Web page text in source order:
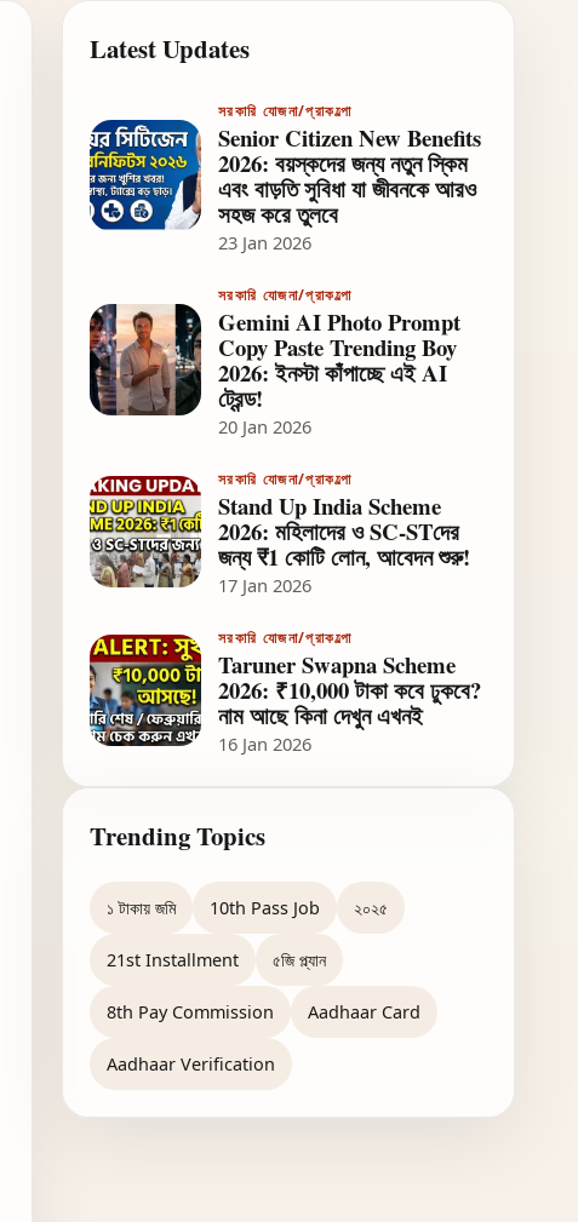
Latest Updates
সরকারি যোজনা/প্রাকল্পো
Senior Citizen New Benefits
2026: বয়স্কদের জন্য নতুন স্কিম
এবং বাড়তি সুবিধা যা জীবনকে আরও
সহজ করে তুলবে
23 Jan 2026
সরকারি যোজনা/প্রাকল্পো
Gemini AI Photo Prompt
Copy Paste Trending Boy
2026: ইনস্টা কাঁপাচ্ছে এই AI
ট্রেন্ড!
20 Jan 2026
সরকারি যোজনা/প্রাকল্পো
Stand Up India Scheme
2026: মহিলাদের ও SC-STদের
জন্য ₹1 কোটি লোন, আবেদন শুরু!
17 Jan 2026
সরকারি যোজনা/প্রাকল্পো
Taruner Swapna Scheme
2026: ₹10,000 টাকা কবে ঢুকবে?
নাম আছে কিনা দেখুন এখনই
16 Jan 2026
Trending Topics
১ টাকায় জমি 10th Pass Job ২০২৫
21st Installment ৫জি প্ল্যান
8th Pay Commission Aadhaar Card
Aadhaar Verification